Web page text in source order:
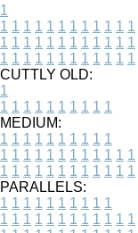
1
1 1 1 1 1 1 1 1 1 1 1 1
1 1 1 1 1 1 1 1 1 1 1 1
1 1 1 1 1 1 1 1 1 1 1 1
CUTTLY OLD:
1
1 1 1 1 1 1 1 1 1 1
MEDIUM:
1 1 1 1 1 1 1 1 1 1
1 1 1 1 1 1 1 1 1 1 1 1
1 1 1 1 1 1 1 1 1 1 1 1
PARALLELS:
1 1 1 1 1 1 1 1 1 1
1 1 1 1 1 1 1 1 1 1 1 1